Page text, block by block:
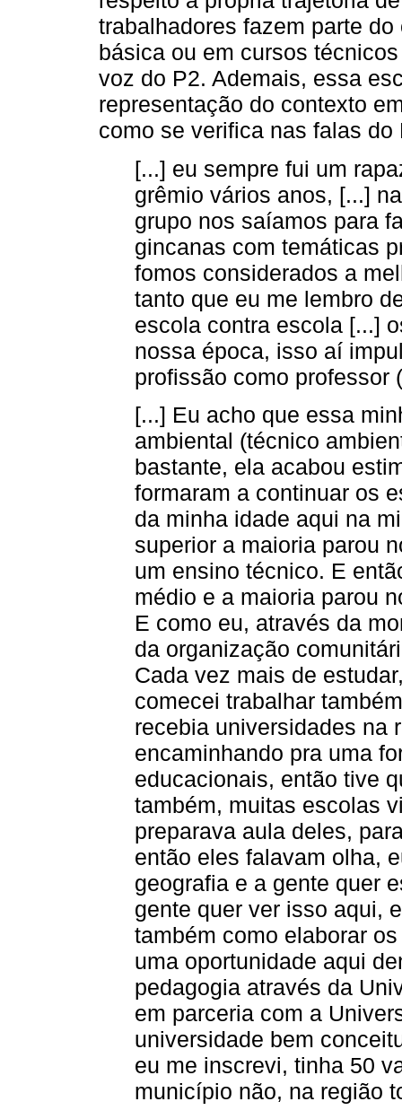
trabalhadores fazem parte
básica ou em cursos
voz do P2. Ademais, essa
representação do contexto
como se verifica nas falas do
[...] eu sempre fui um
grêmio vários anos, [...]
grupo nos saíamos para
gincanas com temáticas
fomos considerados a
tanto que eu me lembro
escola contra escola [...]
nossa época, isso aí
profissão como professor
[...] Eu acho que essa
ambiental (técnico
bastante, ela acabou
formaram a continuar os
da minha idade aqui na
superior a maioria parou
um ensino técnico. E
médio e a maioria parou
E como eu, através da
da organização
Cada vez mais de
comecei trabalhar
recebia universidades na
encaminhando pra uma
educacionais, então tive
também, muitas escolas
preparava aula deles,
então eles falavam olha,
geografia e a gente quer
gente quer ver isso aqui,
também como elaborar
uma oportunidade aqui
pedagogia através da
em parceria com a
universidade bem
eu me inscrevi, tinha 50
município não, na região